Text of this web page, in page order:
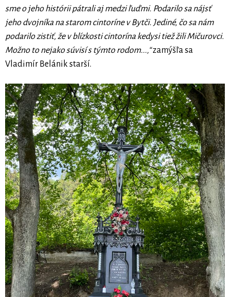
sme o jeho histórii pátrali aj medzi ľuďmi. Podarilo sa nájsť
jeho dvojníka na starom cintoríne v Bytči. Jediné, čo sa nám
podarilo zistiť, že v blízkosti cintorína kedysi tiež žili Mičurovci.
Možno to nejako súvisí s týmto rodom...,“zamýšľa sa
Vladimír Belánik starší.